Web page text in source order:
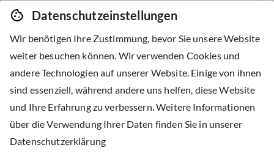
BESTELLEN
Wir helfen Ihnen gerne
Datenschutzeinstellungen
Wir benötigen Ihre Zustimmung, bevor Sie unsere Website
weiter besuchen können. Wir verwenden Cookies und
andere Technologien auf unserer Website. Einige von ihnen
sind essenziell, während andere uns helfen, diese Website
und Ihre Erfahrung zu verbessern. Weitere Informationen
über die Verwendung Ihrer Daten finden Sie in unserer
Datenschutzerklärung